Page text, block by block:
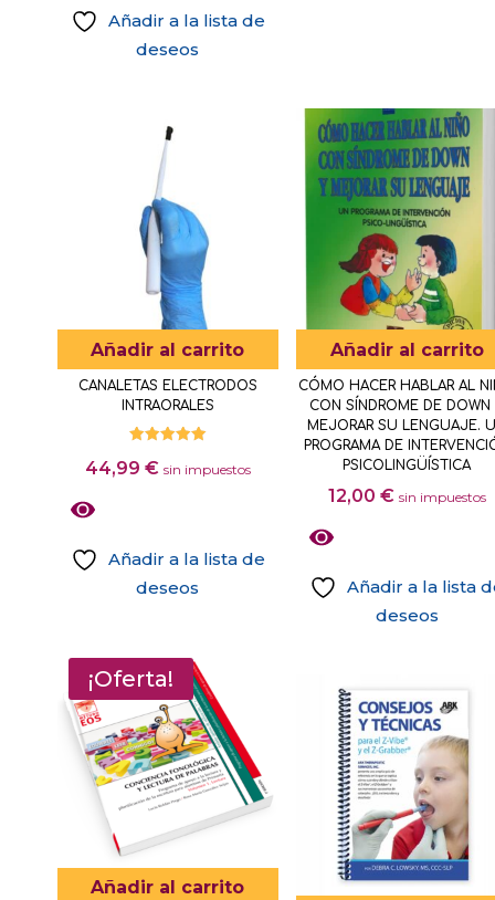
página
producto
Añadir a la lista de
deseos
tiene
Las
opciones
se
pueden
elegir
en
la
página
producto
Añadir al carrito
CANALETAS ELECTRODOS
INTRAORALES
con
44,99 € sin impuestos
Añadir a la lista de
deseos
Añadir al carrito
CÓMO HACER HABLAR AL
CON SÍNDROME DE DOWN
MEJORAR SU LENGUAJE.
PROGRAMA DE
PSICOLINGÜÍSTICA
12,00 € sin impuestos
Añadir a la lista
deseos
¡Oferta!
Añadir al carrito